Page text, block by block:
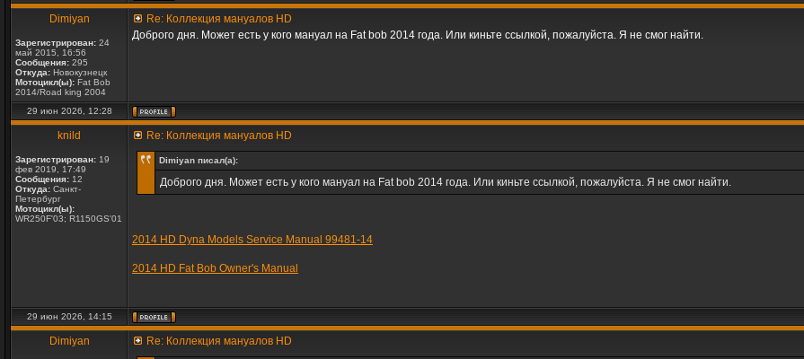
Dimiyan
Зарегистрирован: 24
май 2015, 16:56
Сообщения: 295
Откуда: Новокузнецк
Мотоцикл(ы): Fat Bob
2014/Road king 2004
Re: Коллекция мануалов HD
Доброго дня. Может есть у кого мануал на Fat bob 2014 года. Или киньте ссылкой, пожалуйста. Я не смог найти.
29 июн 2026, 12:28
knild
Зарегистрирован: 19
фев 2019, 17:49
Сообщения: 12
Откуда: Санкт-
Петербург
Мотоцикл(ы):
WR250F'03; R1150GS'01
Re: Коллекция мануалов HD
Dimiyan писал(а):
Доброго дня. Может есть у кого мануал на Fat bob 2014 года. Или киньте ссылкой, пожалуйста. Я не смог найти.
2014 HD Dyna Models Service Manual 99481-14
2014 HD Fat Bob Owner's Manual
29 июн 2026, 14:15
Dimiyan Re: Коллекция мануалов HD